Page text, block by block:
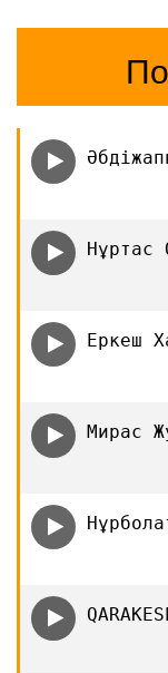
Нұртас
Еркеш
Мирас